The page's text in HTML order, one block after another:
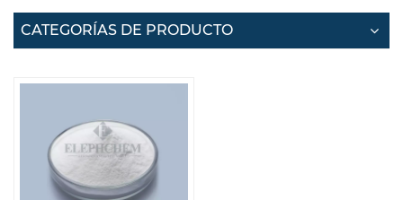
CATEGORÍAS DE PRODUCTO